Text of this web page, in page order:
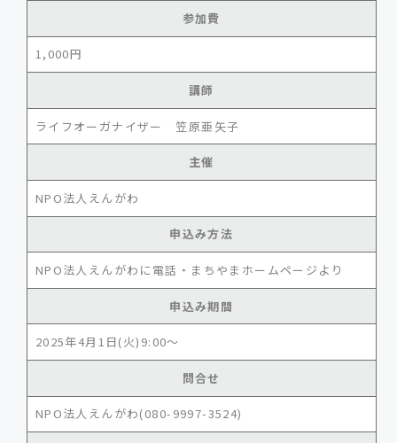
参加費
1,000円
講師
ライフオーガナイザー 笠原亜矢子
主催
NPO法人えんがわ
申込み方法
NPO法人えんがわに電話・まちやまホームページより
申込み期間
2025年4月1日(火)9:00～
問合せ
NPO法人えんがわ(080-9997-3524)